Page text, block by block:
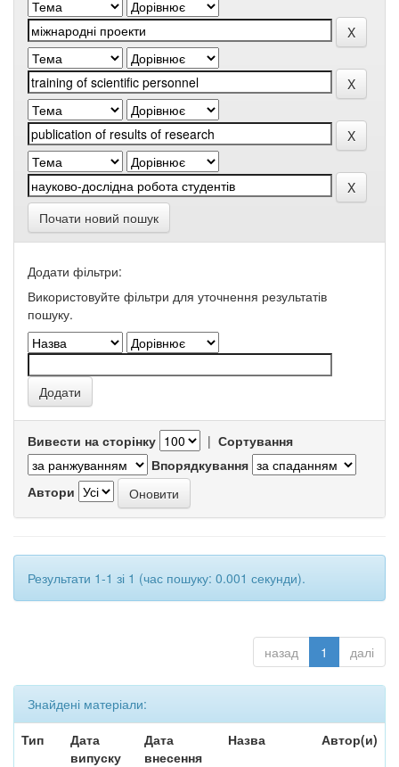
Почати новий пошук
Додати фільтри:
Використовуйте фільтри для уточнення результатів
пошуку.
Вивести на сторінку | Сортування
Впорядкування
Автори
Результати 1-1 зі 1 (час пошуку: 0.001 секунди).
назад 1 далі
Знайдені матеріали:
Тип
Дата
випуску
Дата
внесення
Назва Автор(и)